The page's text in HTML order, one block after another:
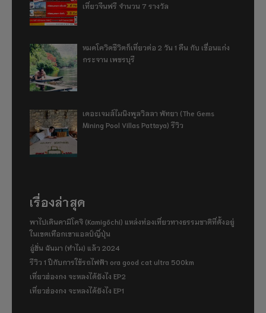
เที่ยวจีนฟรี จำนวน 7 รางวัล
หมดโควิดชีวิตก็เที่ยวต่อ 2 วัน 1 คืน กับ เขื่อนแก่ง
กระจาน เพชรบุรี
เดอะเจมส์ไมนิงพูลวิลลา พัทยา (The Gems
Mining Pool Villas Pattaya) รีวิว
เรื่องล่าสุด
พาไปเดินคามิโคจิ (Kamigōchi) แหล่งท่องเที่ยวทางธรรมชาติที่ตั้งอยู่
ในเขตเทือกเขาแอลป์ญี่ปุ่น
อู่ฮั่น ฉันมา (ทำไม) แล้ว 2024
รีวิว 1 ปีกับการใช้รถไฟฟ้า ora good cat ultra 500km
เที่ยวฮ่องกง จะหลงได้ยังไง EP2
เที่ยวฮ่องกง จะหลงได้ยังไง EP1